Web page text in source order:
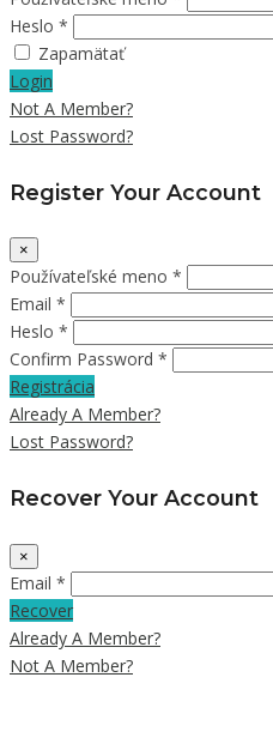
Heslo *
Zapamätať
Login
Not A Member?
Lost Password?
Register Your Account
×
Používateľské meno *
Email *
Heslo *
Confirm Password *
Registrácia
Already A Member?
Lost Password?
Recover Your Account
×
Email *
Recover
Already A Member?
Not A Member?